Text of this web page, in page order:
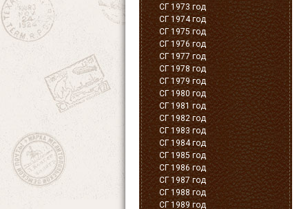
СГ 1973 год
СГ 1974 год
СГ 1975 год
СГ 1976 год
СГ 1977 год
СГ 1978 год
СГ 1979 год
СГ 1980 год
СГ 1981 год
СГ 1982 год
СГ 1983 год
СГ 1984 год
СГ 1985 год
СГ 1986 год
СГ 1987 год
СГ 1988 год
СГ 1989 год